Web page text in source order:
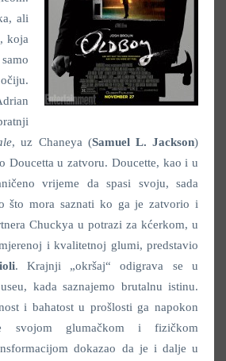
ali
koja
, uz Chaneya (Samuel L. Jackson)
Doucetta u zatvoru. Doucette, kao i u
vrijeme da spasi svoju, sada
što mora saznati ko ga je zatvorio i
Chuckya u potrazi za kćerkom, u
i kvalitetnoj glumi, predstavio
. Krajnji „okršaj“ odigrava se u
kada saznajemo brutalnu istinu.
i bahatost u prošlosti ga napokon
svojom glumačkom i fizičkom
dokazao da je i dalje u